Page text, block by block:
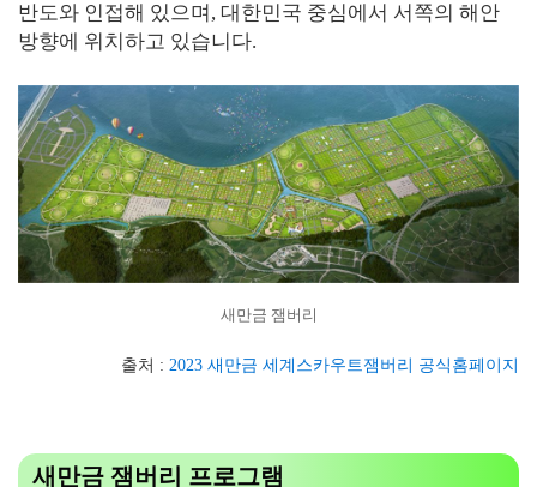
반도와 인접해 있으며, 대한민국 중심에서 서쪽의 해안
방향에 위치하고 있습니다.
새만금 잼버리
출처 : 2023 새만금 세계스카우트잼버리 공식홈페이지
새만금 잼버리 프로그램